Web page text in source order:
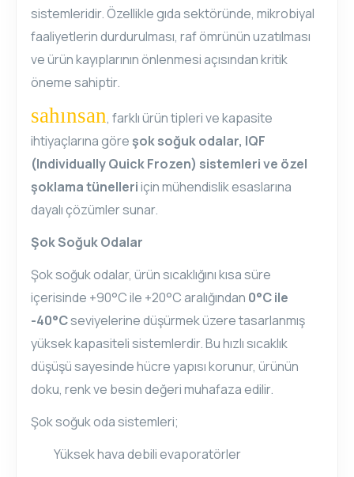
sistemleridir. Özellikle gıda sektöründe, mikrobiyal
faaliyetlerin durdurulması, raf ömrünün uzatılması
ve ürün kayıplarının önlenmesi açısından kritik
öneme sahiptir.
sahınsan, farklı ürün tipleri ve kapasite
ihtiyaçlarına göre şok soğuk odalar, IQF
(Individually Quick Frozen) sistemleri ve özel
şoklama tünelleriiçin mühendislik esaslarına
dayalı çözümler sunar.
Şok Soğuk Odalar
Şok soğuk odalar, ürün sıcaklığını kısa süre
içerisinde +90°C ile +20°C aralığından 0°C ile
-40°Cseviyelerine düşürmek üzere tasarlanmış
yüksek kapasiteli sistemlerdir. Bu hızlı sıcaklık
düşüşü sayesinde hücre yapısı korunur, ürünün
doku, renk ve besin değeri muhafaza edilir.
Şok soğuk oda sistemleri;
Yüksek hava debili evaporatörler